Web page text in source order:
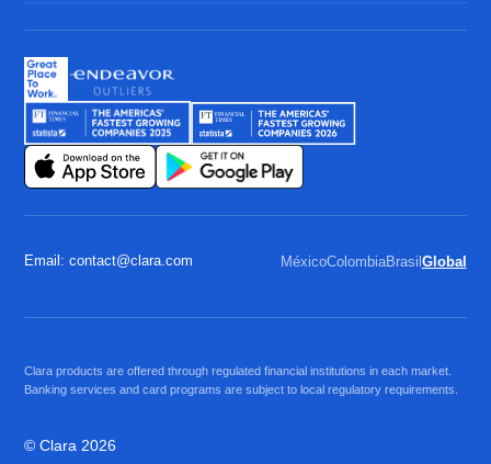
Email: contact@clara.com MéxicoColombiaBrasil Global
Clara products are offered through regulated financial institutions in each market.
Banking services and card programs are subject to local regulatory requirements.
© Clara 2026